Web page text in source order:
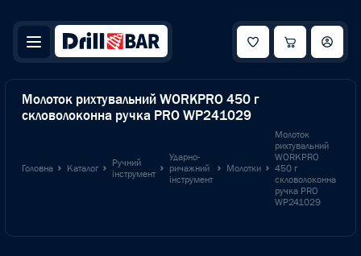
Молоток рихтувальний WORKPRO 450 г
скловолоконна ручка PRO WP241029
Головна Каталог
Ручний
інструмент
Ударно-
ричажний
інструмент
Молотки
Молоток
рихтувальний
WORKPRO
450 г
скловолоконна
ручка PRO
WP241029